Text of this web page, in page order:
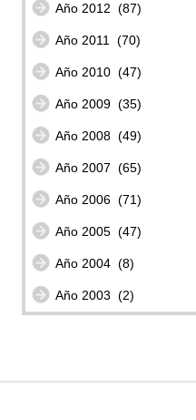
Año 2012 (87)
Año 2011 (70)
Año 2010 (47)
Año 2009 (35)
Año 2008 (49)
Año 2007 (65)
Año 2006 (71)
Año 2005 (47)
Año 2004 (8)
Año 2003 (2)